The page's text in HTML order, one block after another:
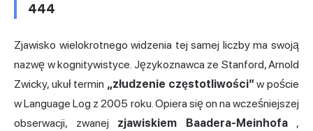
444
Zjawisko wielokrotnego widzenia tej samej liczby ma swoją
nazwę w kognitywistyce. Językoznawca ze Stanford, Arnold
Zwicky, ukuł termin „złudzenie częstotliwości”w poście
w Language Log z 2005 roku. Opiera się on na wcześniejszej
obserwacji, zwanej zjawiskiem Baadera-Meinhofa,